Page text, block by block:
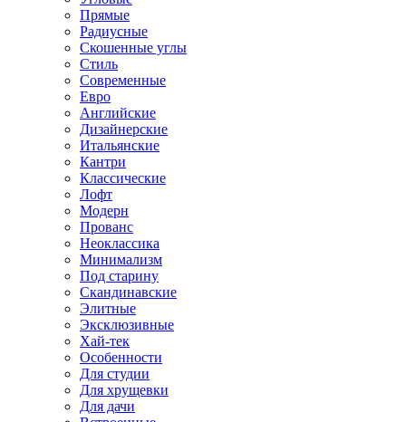
Прямые
Радиусные
Скошенные углы
Стиль
Современные
Евро
Английские
Дизайнерские
Итальянские
Кантри
Классические
Лофт
Модерн
Прованс
Неоклассика
Минимализм
Под старину
Скандинавские
Элитные
Эксклюзивные
Хай-тек
Особенности
Для студии
Для хрущевки
Для дачи